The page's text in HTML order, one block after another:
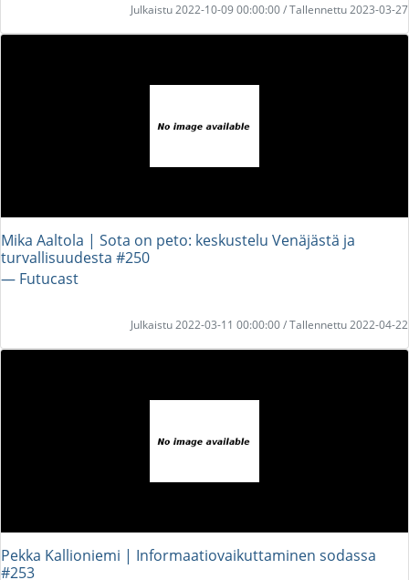
Julkaistu 2022-10-09 00:00:00 / Tallennettu 2023-03-27
Mika Aaltola | Sota on peto: keskustelu Venäjästä ja
turvallisuudesta #250
― Futucast
Julkaistu 2022-03-11 00:00:00 / Tallennettu 2022-04-22
Pekka Kallioniemi | Informaatiovaikuttaminen sodassa
#253